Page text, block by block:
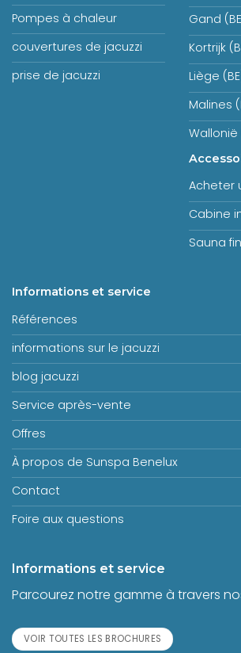
Pompes à chaleur
couvertures de jacuzzi
prise de jacuzzi
Gand
Kortrijk
Liège
Malines
Wallonië
Acheter
Cabine
Sauna
Informations et service
Références
informations sur le jacuzzi
blog jacuzzi
Service après-vente
Offres
À propos de Sunspa Benelux
Contact
Foire aux questions
Informations et service
Parcourez notre gamme à travers
VOIR TOUTES LES BROCHURES